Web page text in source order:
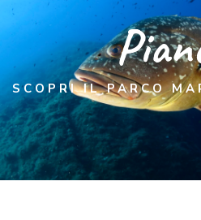
SCOPRI IL PARCO